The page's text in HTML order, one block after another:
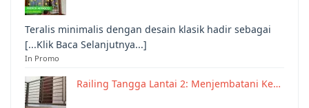
Teralis minimalis dengan desain klasik hadir sebagai
[...Klik Baca Selanjutnya...]
In Promo
Railing Tangga Lantai 2: Menjembatani Ke…